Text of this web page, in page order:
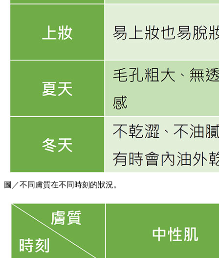
圖／不同膚質在不同時刻的狀況。